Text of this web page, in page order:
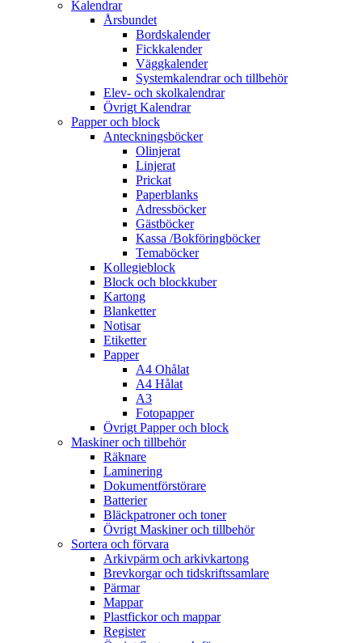
Kalendrar
Årsbundet
Bordskalender
Fickkalender
Väggkalender
Systemkalendrar och tillbehör
Elev- och skolkalendrar
Övrigt Kalendrar
Papper och block
Anteckningsböcker
Olinjerat
Linjerat
Prickat
Paperblanks
Adressböcker
Gästböcker
Kassa /Bokföringböcker
Temaböcker
Kollegieblock
Block och blockkuber
Kartong
Blanketter
Notisar
Etiketter
Papper
A4 Ohålat
A4 Hålat
A3
Fotopapper
Övrigt Papper och block
Maskiner och tillbehör
Räknare
Laminering
Dokumentförstörare
Batterier
Bläckpatroner och toner
Övrigt Maskiner och tillbehör
Sortera och förvara
Arkivpärm och arkivkartong
Brevkorgar och tidskriftssamlare
Pärmar
Mappar
Plastfickor och mappar
Register